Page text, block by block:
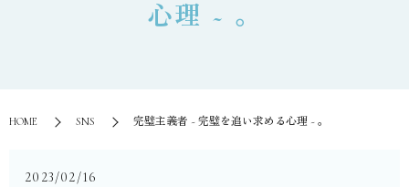
心理 ~ 。
HOME SNS ⁡完璧主義者 ~ 完璧を追い求める心理 ~ 。
2023/02/16